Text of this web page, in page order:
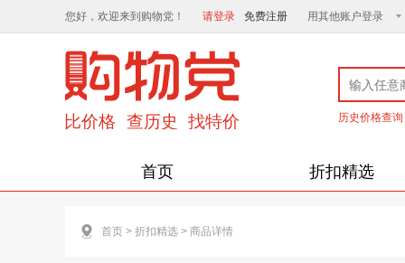
您好，欢迎来到购物党！ 请登录 免费注册 用其他账户登录
历史价格查询
首页 折扣精选
首页 > 折扣精选 > 商品详情